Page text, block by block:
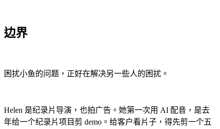
边界
困扰小鱼的问题，正好在解决另一些人的困扰。
Helen 是纪录片导演，也拍广告。她第一次用 AI 配音，是去
年给一个纪录片项目剪 demo。给客户看片子，得先剪一个五